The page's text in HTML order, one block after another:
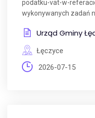
podatku-vat-w-
wykonywanych zadań
Urząd Gminy
Łęczyce
2026-07-15